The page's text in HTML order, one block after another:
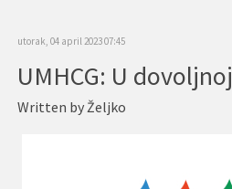
utorak, 04 april 2023 07:45
Written by Željko